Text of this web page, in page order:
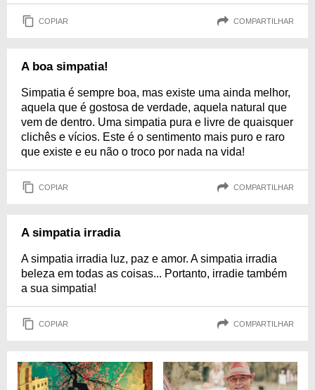
COPIAR COMPARTILHAR
A boa simpatia!
Simpatia é sempre boa, mas existe uma ainda melhor,
aquela que é gostosa de verdade, aquela natural que
vem de dentro. Uma simpatia pura e livre de quaisquer
clichês e vícios. Este é o sentimento mais puro e raro
que existe e eu não o troco por nada na vida!
COPIAR COMPARTILHAR
A simpatia irradia
A simpatia irradia luz, paz e amor. A simpatia irradia
beleza em todas as coisas... Portanto, irradie também
a sua simpatia!
COPIAR COMPARTILHAR